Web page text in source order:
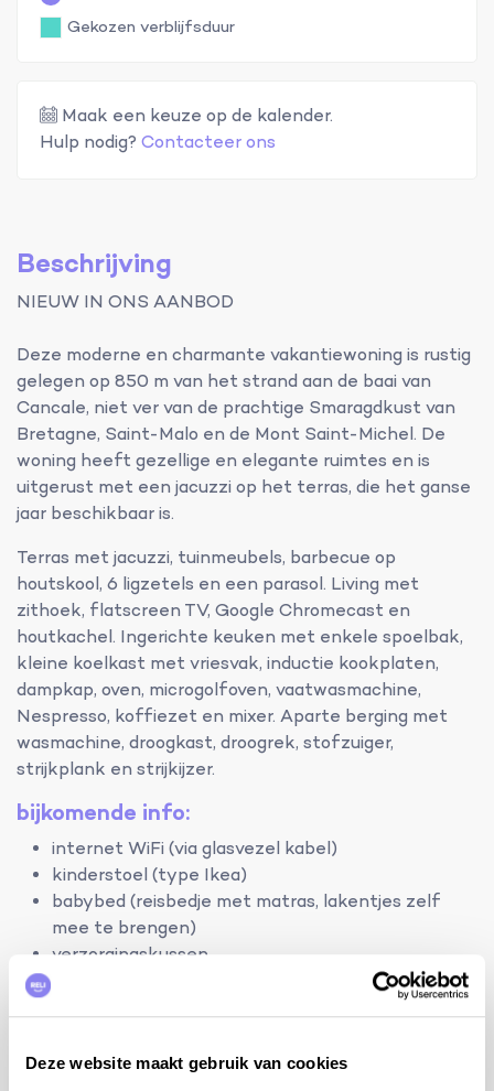
Deze website maakt gebruik van cookies
Gekozen verblijfsduur
Maak een keuze op de kalender.
Hulp nodig? Contacteer ons
Beschrijving
NIEUW IN ONS AANBOD
Deze moderne en charmante vakantiewoning is rustig
gelegen op 850 m van het strand aan de baai van
Cancale, niet ver van de prachtige Smaragdkust van
Bretagne, Saint-Malo en de Mont Saint-Michel. De
woning heeft gezellige en elegante ruimtes en is
uitgerust met een jacuzzi op het terras, die het ganse
jaar beschikbaar is.
Terras met jacuzzi, tuinmeubels, barbecue op
houtskool, 6 ligzetels en een parasol. Living met
zithoek, flatscreen TV, Google Chromecast en
houtkachel. Ingerichte keuken met enkele spoelbak,
kleine koelkast met vriesvak, inductie kookplaten,
dampkap, oven, microgolfoven, vaatwasmachine,
Nespresso, koffiezet en mixer. Aparte berging met
wasmachine, droogkast, droogrek, stofzuiger,
strijkplank en strijkijzer.
bijkomende info:
internet WiFi (via glasvezel kabel)
kinderstoel (type Ikea)
babybed (reisbedje met matras, lakentjes zelf
mee te brengen)
verzorgingskussen
verduisterende gordijnen op de slaapkamers
het laadstation in Cancale op 2,4 km van de